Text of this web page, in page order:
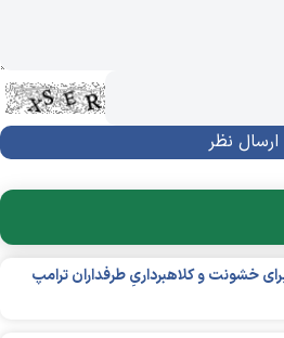
خشونت و کلاهبرداریِ طرفداران ترامپ